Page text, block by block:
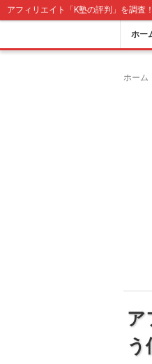
アフィリエイト「K塾の評判」を調査
ホー
ホーム
ア
う